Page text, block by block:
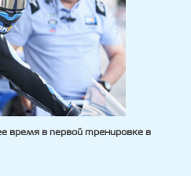
время в первой тренировке в